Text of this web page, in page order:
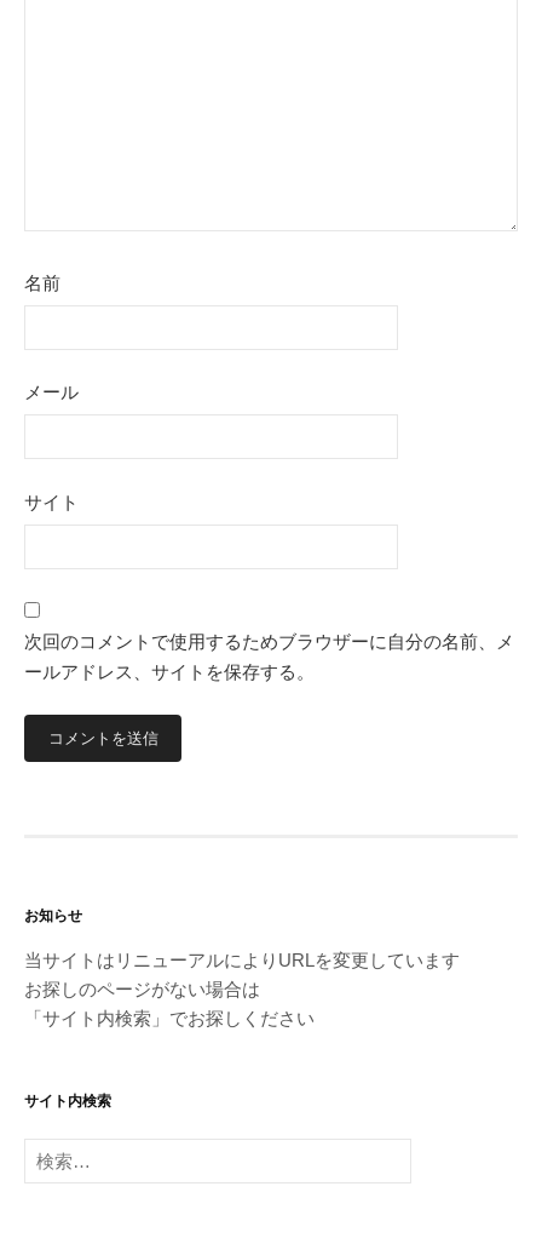
名前
メール
サイト
次回のコメントで使用するためブラウザーに自分の名前、メ
ールアドレス、サイトを保存する。
お知らせ
当サイトはリニューアルによりURLを変更しています
お探しのページがない場合は
「サイト内検索」でお探しください
サイト内検索
検
索: